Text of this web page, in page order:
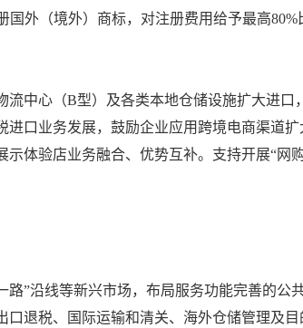
外（境外）商标，对注册费用给予最高80%
流中心（B型）及各类本地仓储设施扩大进口
口业务发展，鼓励企业应用跨境电商渠道
体验店业务融合、优势互补。支持开展“网
路”沿线等新兴市场，布局服务功能完善的公
退税、国际运输和清关、海外仓储管理及目